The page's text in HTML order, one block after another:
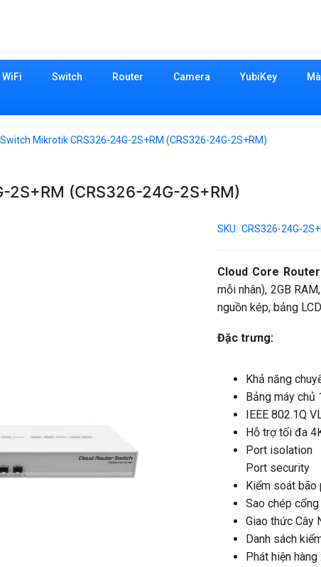
WiFi Switch Router Camera YubiKey
Switch Mikrotik CRS326-24G-2S+RM (CRS326-24G-2S+RM)
(CRS326-24G-2S+RM)
SKU: CRS326-24G-
Cloud Core
mỗi nhân), 2GB
nguồn kép, bảng
Đặc trưng:
Khả năng
Bảng máy chủ
IEEE 802.1Q
Hỗ trợ tối đa
Port isolation
Port security
Kiểm soát bão
Sao chép
Giao thức Cây
Danh sách
Phát hiện